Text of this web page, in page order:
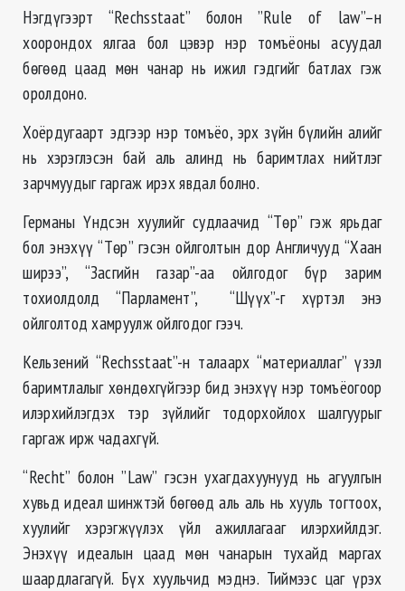
Нэгдүгээрт “Rechsstaat” болон ”Rule of law”–н
хоорондох ялгаа бол цэвэр нэр томъёоны асуудал
бөгөөд цаад мөн чанар нь ижил гэдгийг батлах гэж
оролдоно.
Хоёрдугаарт эдгээр нэр томъёо, эрх зүйн бүлийн алийг
нь хэрэглэсэн бай аль алинд нь баримтлах нийтлэг
зарчмуудыг гаргаж ирэх явдал болно.
Германы Үндсэн хуулийг судлаачид “Төр” гэж ярьдаг
бол энэхүү “Төр” гэсэн ойлголтын дор Англичууд “Хаан
ширээ”, “Засгийн газар”-аа ойлгодог бүр зарим
тохиолдолд “Парламент”, “Шүүх”-г хүртэл энэ
ойлголтод хамруулж ойлгодог гээч.
Кельзений “Rechsstaat”-н талаарх “материаллаг” үзэл
баримтлалыг хөндөхгүйгээр бид энэхүү нэр томъёогоор
илэрхийлэгдэх тэр зүйлийг тодорхойлох шалгуурыг
гаргаж ирж чадахгүй.
“Recht” болон ”Law” гэсэн ухагдахуунууд нь агуулгын
хувьд идеал шинжтэй бөгөөд аль аль нь хууль тогтоох,
хуулийг хэрэгжүүлэх үйл ажиллагааг илэрхийлдэг.
Энэхүү идеалын цаад мөн чанарын тухайд маргах
шаардлагагүй. Бүх хуульчид мэднэ. Тиймээс цаг үрэх